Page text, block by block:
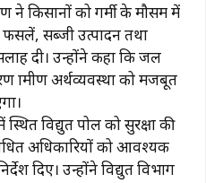
ने किसानों को गर्मी के मौसम में
फसलें, सब्जी उत्पादन तथा
दी। उन्होंने कहा कि जल
अर्थव्यवस्था को मजबूत
विद्युत पोल को सुरक्षा की
अधिकारियों को आवश्यक
दिए। उन्होंने विद्युत विभाग